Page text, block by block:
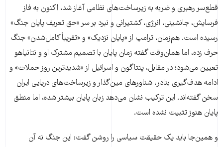
قطع‌سر رهبری و ضربه به زیرساخت‌های نظامی آغاز شد، اکنون به فاز
فرسایش، جانشینی، انرژی، کشتیرانی و نبرد بر سر «حق تعریف پایان جنگ»
رسیده است. هم‌زمان، ترامپ از «پایان نزدیک» و «تقریباً کامل‌شدن» جنگ
حرف زده، اما همان‌وقت گفته زمان پایان با تصمیم مشترک او و نتانیاهو
تعیین می‌شود؛ در مقابل، پنتاگون و اسرائیل از «شدیدترین روز حملات» و
ادامه هدف‌گیری بنادر، شناورهای مین‌گذار و زیرساخت‌های دریایی ایران
سخن گفته‌اند. این ترکیب نشان می‌دهد زبان پایان بیشتر شده، اما منطق
پایان هنوز تثبیت نشده است.
و همین‌جا باید یک حقیقت سیاسی را روشن گفت: این جنگ نه آن